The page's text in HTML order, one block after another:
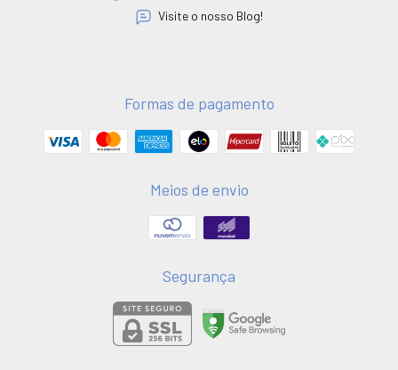
Visite o nosso Blog!
Formas de pagamento
Meios de envio
Segurança